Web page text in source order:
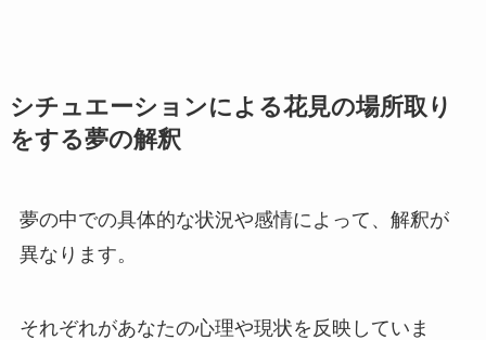
シチュエーションによる花見の場所取り
をする夢の解釈
夢の中での具体的な状況や感情によって、解釈が
異なります。
それぞれがあなたの心理や現状を反映していま